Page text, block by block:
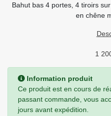
Bahut bas 4 portes, 4 tiroirs
en chêne
1
Information produit
Ce produit est en cours de
passant commande, vous
jours avant expédition.